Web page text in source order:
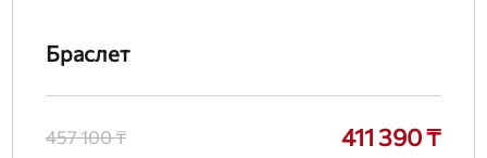
Браслет
457 100 ₸ 411 390 ₸